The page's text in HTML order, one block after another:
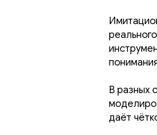
В разных
даёт